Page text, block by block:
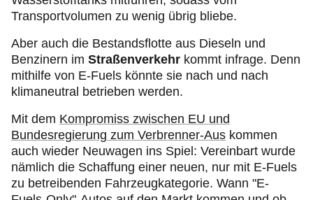
Transportvolumen zu wenig übrig bliebe.
Aber auch die Bestandsflotte aus Dieseln und
Benzinern im Straßenverkehr kommt infrage. Denn
mithilfe von E-Fuels könnte sie nach und nach
klimaneutral betrieben werden.
Mit dem Kompromiss zwischen EU und
Bundesregierung zum Verbrenner-Aus kommen
auch wieder Neuwagen ins Spiel: Vereinbart wurde
nämlich die Schaffung einer neuen, nur mit E-Fuels
zu betreibenden Fahrzeugkategorie. Wann "E-